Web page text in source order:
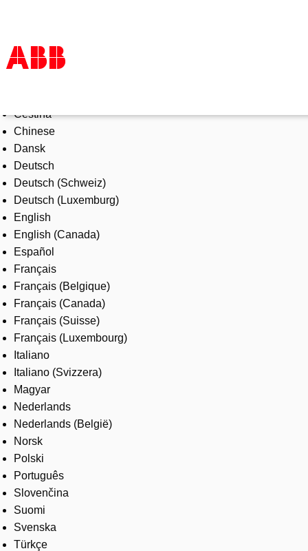
Products & Solutions
Industries
Services
About us
Where to buy
Contact us
Careers
Čeština
Chinese
Dansk
Deutsch
Deutsch (Schweiz)
Deutsch (Luxemburg)
English
English (Canada)
Español
Français
Français (Belgique)
Français (Canada)
Français (Suisse)
Français (Luxembourg)
Italiano
Italiano (Svizzera)
Magyar
Nederlands
Nederlands (België)
Norsk
Polski
Português
Slovenčina
Suomi
Svenska
Türkçe